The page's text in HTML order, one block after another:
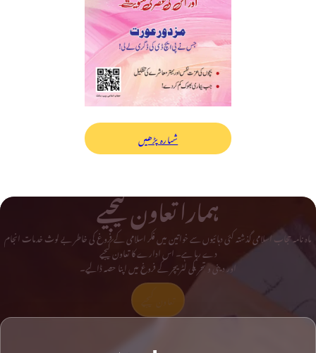
شمارہ پڑھیں
ہمارا تعاون کیجیے
ماہ نامہ حجاب اسلامی گذشتہ کئی دہائیوں سے خواتین میں فکر اسلامی کے فروغ کی خاطر بے لوث خدمات انجام
دے رہا ہے۔ اس ادارے کا تعاون کیجیے
اور دینی و تحریکی لٹریچر کے فروغ میں اپنا حصہ ڈالیے۔